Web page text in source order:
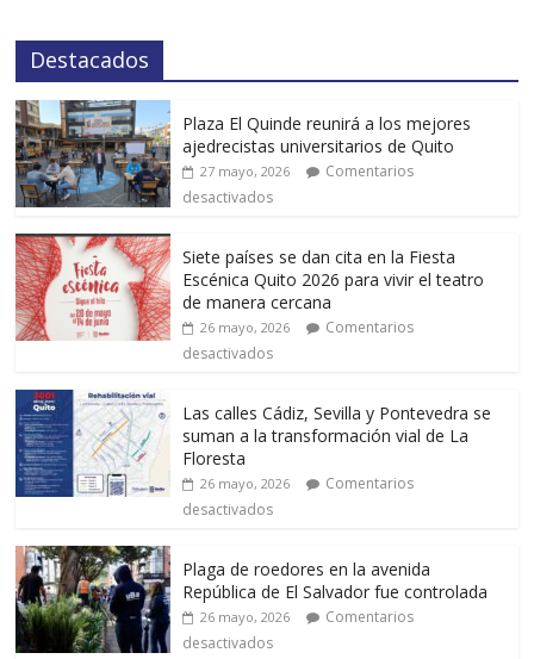
Destacados
Plaza El Quinde reunirá a los mejores
ajedrecistas universitarios de Quito
27 mayo, 2026
Comentarios
desactivados
Siete países se dan cita en la Fiesta
Escénica Quito 2026 para vivir el teatro
de manera cercana
26 mayo, 2026
Comentarios
desactivados
Las calles Cádiz, Sevilla y Pontevedra se
suman a la transformación vial de La
Floresta
26 mayo, 2026
Comentarios
desactivados
Plaga de roedores en la avenida
República de El Salvador fue controlada
26 mayo, 2026
Comentarios
desactivados